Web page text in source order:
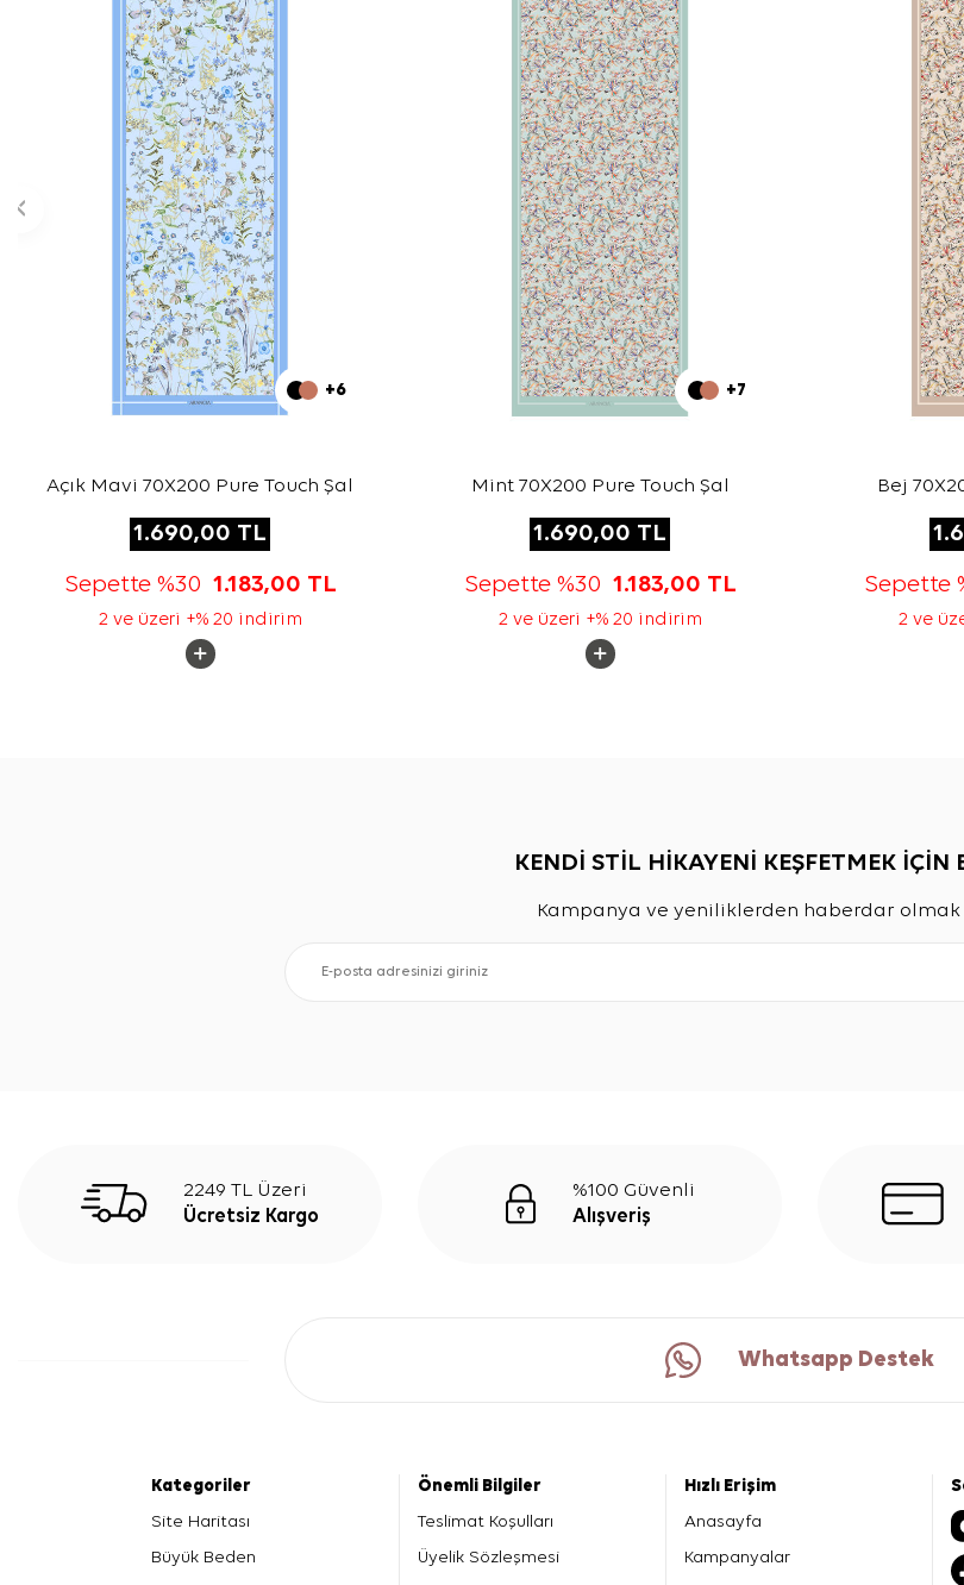
+6
Açık Mavi 70X200 Pure Touch Şal
1.690,00 TL
Sepette %30 1.183,00 TL
2 ve üzeri +% 20 indirim
+7
Mint 70X200 Pure Touch Şal
1.690,00 TL
Sepette %30 1.183,00 TL
2 ve üzeri +% 20 indirim
Bej
Sepette
2 ve
KENDİ STİL HİKAYENİ KEŞFETMEK İÇİN
Kampanya ve yeniliklerden haberdar olmak
2249 TL Üzeri
Ücretsiz Kargo
%100 Güvenli
Alışveriş
Whatsapp Destek
Kategoriler
Site Haritası
Büyük Beden
Önemli Bilgiler
Teslimat Koşulları
Üyelik Sözleşmesi
Hızlı Erişim
Anasayfa
Kampanyalar